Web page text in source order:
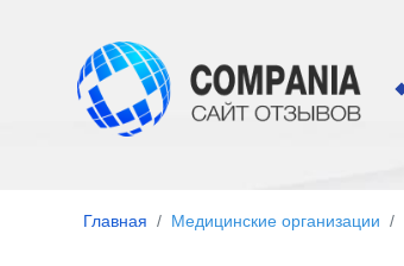
Главная Медицинские организации